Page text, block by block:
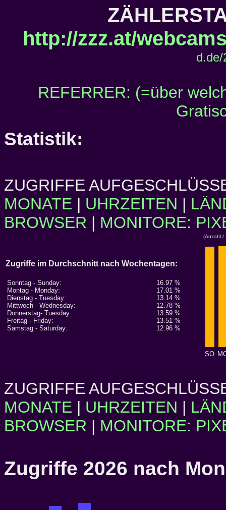
http://zzz.at/
REFERRER: (=über
Statistik:
ZUGRIFFE
MONATE | UHRZEITEN |
BROWSER | MONITORE:
Zugriffe im Durchschnitt nach Wochentagen:
Sonntag - Sunday:
Montag - Monday:
Dienstag - Tuesday:
Mittwoch - Wednesday:
Donnerstag- Tuesday
Freitag - Friday:
Samstag - Saturday:
16.97 %
17.01 %
13.14 %
12.78 %
13.59 %
13.51 %
12.96 %
(Anzahl /
SO
ZUGRIFFE
MONATE | UHRZEITEN |
BROWSER | MONITORE:
Zugriffe 2026 nach